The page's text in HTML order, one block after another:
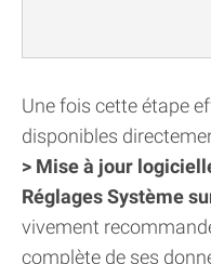
Une fois cette étape
disponibles
> Mise à jour
Réglages Système
vivement
complète de ses